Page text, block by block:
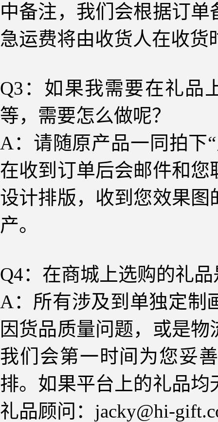
中备注，我们会根据订
急运费将由收货人在收货
Q3 ：如果我需要在礼品
等，需要怎么做呢？
A：请随原产品一同拍下
在收到订单后会邮件和
设计排版，收到您效果
产。
Q4： 在商城上选购的礼
A： 所有涉及到单独定制
因货品质量问题， 或是物
我们会第一时间为您妥
排。如果平台上的礼品
礼品顾问：jacky@hi-